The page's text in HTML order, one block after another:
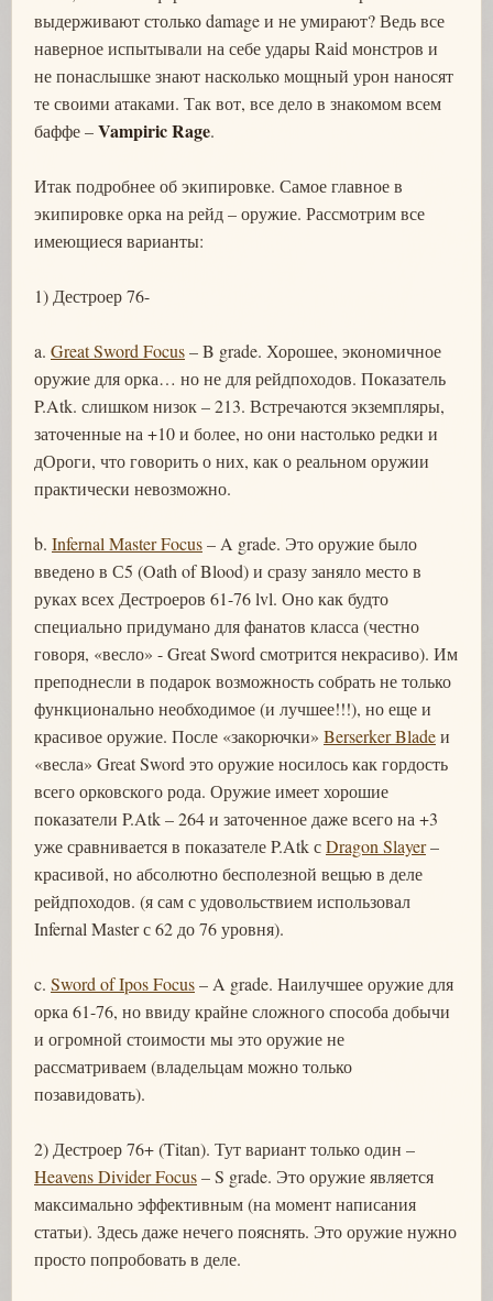
выдерживают столько damage и не умирают? Ведь все
наверное испытывали на себе удары Raid монстров и
не понаслышке знают насколько мощный урон наносят
те своими атаками. Так вот, все дело в знакомом всем
баффе –Vampiric Rage.
Итак подробнее об экипировке. Самое главное в
экипировке орка на рейд – оружие. Рассмотрим все
имеющиеся варианты:
1) Дестроер 76-
a. Great Sword Focus– B grade. Хорошее, экономичное
оружие для орка… но не для рейдпоходов. Показатель
P.Atk. слишком низок – 213. Встречаются экземпляры,
заточенные на +10 и более, но они настолько редки и
дОроги, что говорить о них, как о реальном оружии
практически невозможно.
b. Infernal Master Focus– A grade. Это оружие было
введено в С5 (Oath of Blood) и сразу заняло место в
руках всех Дестроеров 61-76 lvl. Оно как будто
специально придумано для фанатов класса (честно
говоря, «весло» - Great Sword смотрится некрасиво). Им
преподнесли в подарок возможность собрать не только
функционально необходимое (и лучшее!!!), но еще и
красивое оружие. После «закорючки» Berserker Bladeи
«весла» Great Sword это оружие носилось как гордость
всего орковского рода. Оружие имеет хорошие
показатели P.Atk – 264 и заточенное даже всего на +3
уже сравнивается в показателе P.Atk сDragon Slayer–
красивой, но абсолютно бесполезной вещью в деле
рейдпоходов. (я сам с удовольствием использовал
Infernal Master с 62 до 76 уровня).
c. Sword of Ipos Focus– A grade. Наилучшее оружие для
орка 61-76, но ввиду крайне сложного способа добычи
и огромной стоимости мы это оружие не
рассматриваем (владельцам можно только
позавидовать).
2) Дестроер 76+ (Titan). Тут вариант только один –
Heavens Divider Focus– S grade. Это оружие является
максимально эффективным (на момент написания
статьи). Здесь даже нечего пояснять. Это оружие нужно
просто попробовать в деле.